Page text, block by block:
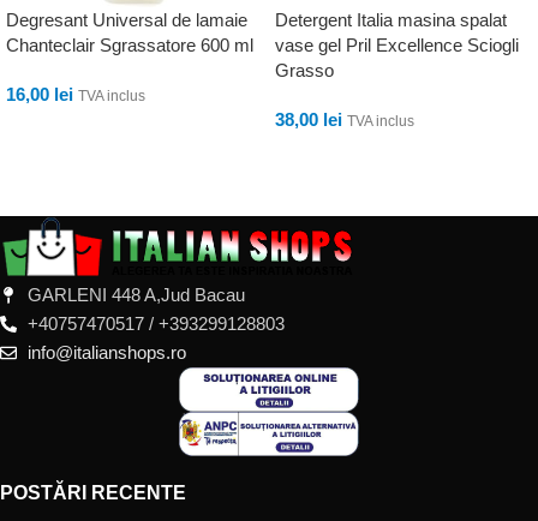
Degresant Universal de lamaie
Chanteclair Sgrassatore 600 ml
16,00 lei TVA inclus
Detergent Italia masina spalat
vase gel Pril Excellence Sciogli
Grasso
38,00 lei TVA inclus
GARLENI 448 A,Jud Bacau
+40757470517 / +393299128803
info@italianshops.ro
POSTĂRI RECENTE